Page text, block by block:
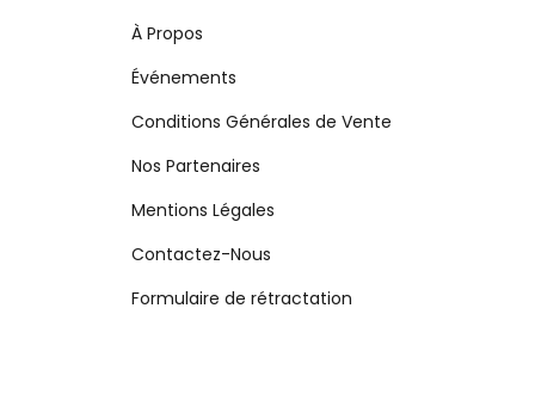
À Propos
Événements
Conditions Générales de Vente
Nos Partenaires
Mentions Légales
Contactez-Nous
Formulaire de rétractation